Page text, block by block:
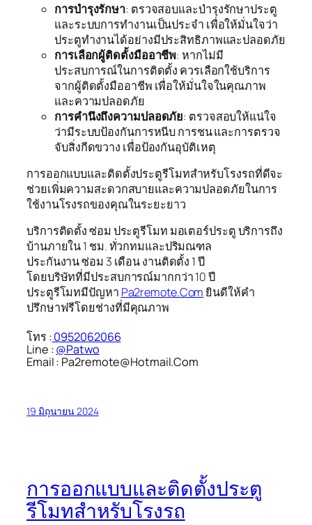
การบำรุงรักษา: ตรวจสอบและบำรุงรักษาประตู
และระบบการทำงานเป็นประจำ เพื่อให้มั่นใจว่า
ประตูทำงานได้อย่างมีประสิทธิภาพและปลอดภัย
การเลือกผู้ติดตั้งมืออาชีพ: หากไม่มี
ประสบการณ์ในการติดตั้ง ควรเลือกใช้บริการ
จากผู้ติดตั้งมืออาชีพ เพื่อให้มั่นใจในคุณภาพ
และความปลอดภัย
การคำนึงถึงความปลอดภัย: ตรวจสอบให้แน่ใจ
ว่ามีระบบป้องกันการหนีบ การชน และการตรวจ
จับสิ่งกีดขวาง เพื่อป้องกันอุบัติเหตุ
การออกแบบและติดตั้งประตูรีโมทสำหรับโรงรถที่ดีจะ
ช่วยเพิ่มความสะดวกสบายและความปลอดภัยในการ
ใช้งานโรงรถของคุณในระยะยาว
บริการติดตั้ง ซ่อม ประตูรีโมท มอเตอร์ประตู บริการถึง
บ้านภายใน 1 ชม. ทั่วกทมและปริมณฑล
ประกันงาน ซ่อม 3 เดือน งานติดตั้ง 1 ปี
โดยบริษัทที่มีประสบการณ์มากกว่า 10 ปี
ประตูรีโมทมีปัญหา Pa2remote.Com ยินดีให้คำ
ปรึกษาฟรีโดยช่างที่มีคุณภาพ
โทร :0952062066
Line :@Patwo
Email : Pa2remote@Hotmail.Com
19 มิถุนายน 2024
การออกแบบและติดตั้งประตู
รีโมทสำหรับโรงรถ